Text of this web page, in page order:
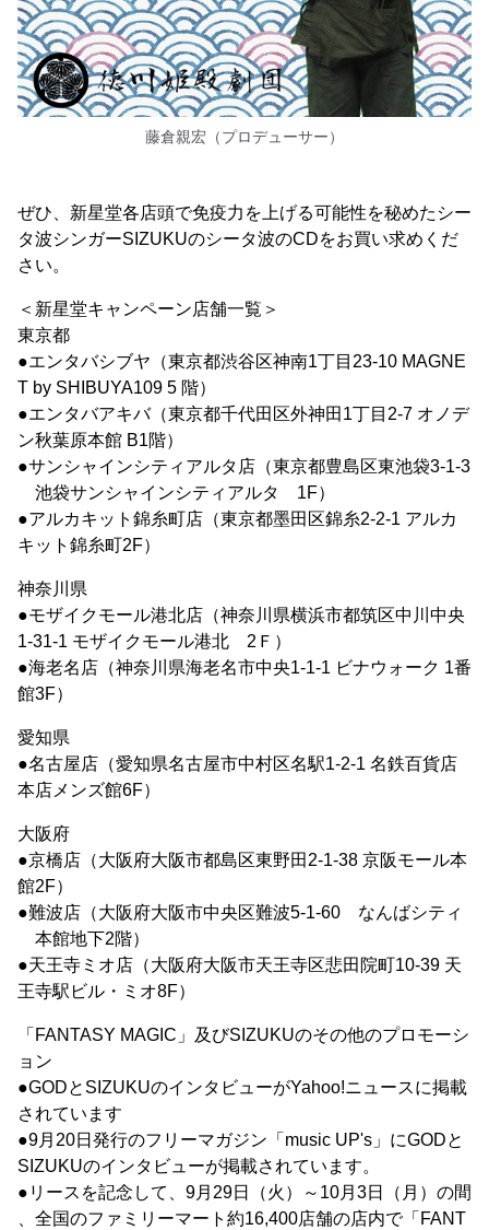
藤倉親宏（プロデューサー）
ぜひ、新星堂各店頭で免疫力を上げる可能性を秘めたシー
タ波シンガーSIZUKUのシータ波のCDをお買い求めくだ
さい。
＜新星堂キャンペーン店舗一覧＞
東京都
●エンタバシブヤ（東京都渋谷区神南1丁目23-10 MAGNE
T by SHIBUYA109 5 階）
●エンタバアキバ（東京都千代田区外神田1丁目2-7 オノデ
ン秋葉原本館 B1階）
●サンシャインシティアルタ店（東京都豊島区東池袋3-1-3
池袋サンシャインシティアルタ 1F）
●アルカキット錦糸町店（東京都墨田区錦糸2-2-1 アルカ
キット錦糸町2F）
神奈川県
●モザイクモール港北店（神奈川県横浜市都筑区中川中央
1-31-1 モザイクモール港北 2Ｆ）
●海老名店（神奈川県海老名市中央1-1-1 ビナウォーク 1番
館3F）
愛知県
●名古屋店（愛知県名古屋市中村区名駅1-2-1 名鉄百貨店
本店メンズ館6F）
大阪府
●京橋店（大阪府大阪市都島区東野田2-1-38 京阪モール本
館2F）
●難波店（大阪府大阪市中央区難波5-1-60 なんばシティ
本館地下2階）
●天王寺ミオ店（大阪府大阪市天王寺区悲田院町10-39 天
王寺駅ビル・ミオ8F）
「FANTASY MAGIC」及びSIZUKUのその他のプロモーシ
ョン
●GODとSIZUKUのインタビューがYahoo!ニュースに掲載
されています
●9月20日発行のフリーマガジン「music UP's」にGODと
SIZUKUのインタビューが掲載されています。
●リースを記念して、9月29日（火）～10月3日（月）の間
、全国のファミリーマート約16,400店舗の店内で「FANT